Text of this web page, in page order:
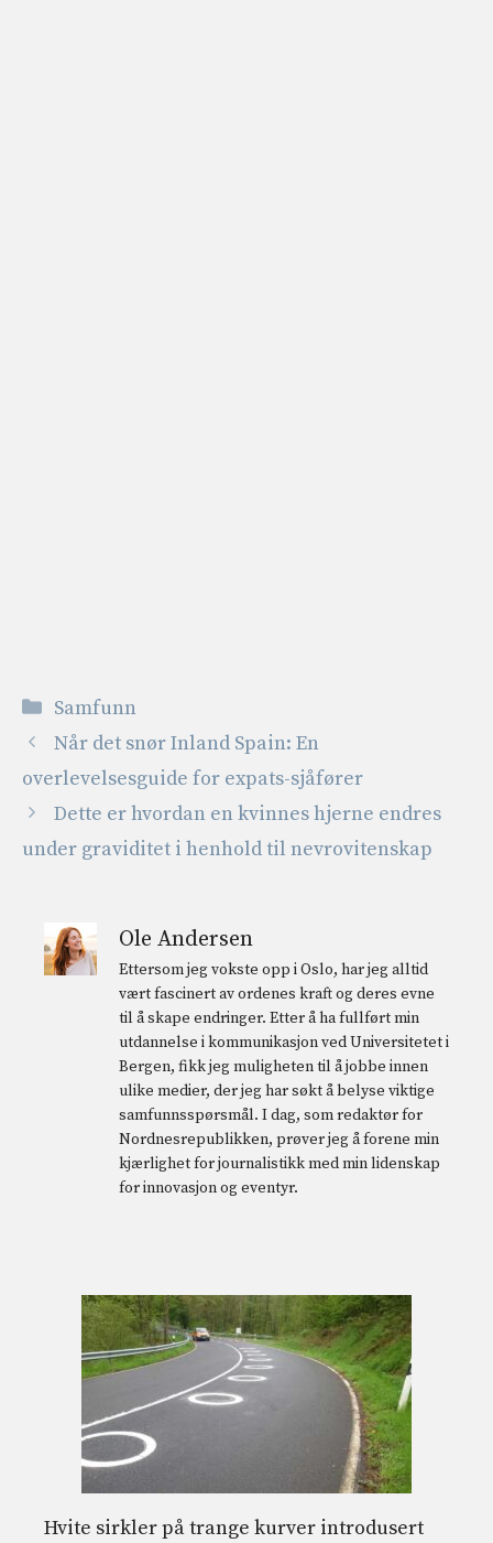
Kategorier
Samfunn
Når det snør Inland Spain: En
overlevelsesguide for expats-sjåfører
Dette er hvordan en kvinnes hjerne endres
under graviditet i henhold til nevrovitenskap
Ole Andersen
Ettersom jeg vokste opp i Oslo, har jeg alltid
vært fascinert av ordenes kraft og deres evne
til å skape endringer. Etter å ha fullført min
utdannelse i kommunikasjon ved Universitetet i
Bergen, fikk jeg muligheten til å jobbe innen
ulike medier, der jeg har søkt å belyse viktige
samfunnsspørsmål. I dag, som redaktør for
Nordnesrepublikken, prøver jeg å forene min
kjærlighet for journalistikk med min lidenskap
for innovasjon og eventyr.
Hvite sirkler på trange kurver introdusert